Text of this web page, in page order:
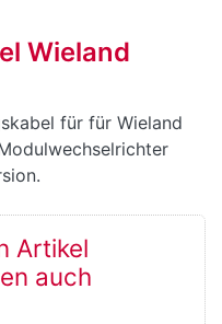
Wieland
für für Wieland
Artikel
auch